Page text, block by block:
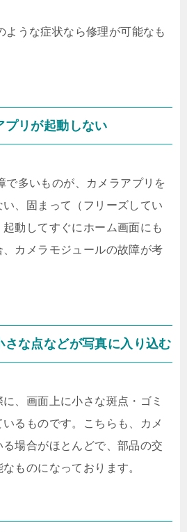
ような症状なら修理が可能なも
プリが起動しない
で多いものが、カメラアプリを
、固まって（フリーズしてい
動してすぐにホーム画面にも
カメラモジュールの故障が考
さな点などが写真に入り込む
、画面上に小さな斑点・ゴミ
るものです。こちらも、カメ
場合がほとんどで、部品の交
ものになっております。